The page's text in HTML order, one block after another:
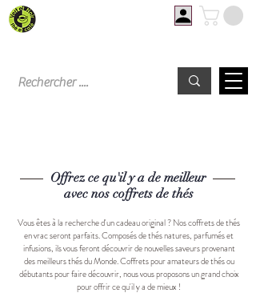
Offrez ce qu'il y a de meilleur
avec nos coffrets de thés
Vous êtes à la recherche d'un cadeau original ? Nos coffrets de thés
en vrac seront parfaits. Composés de thés natures, parfumés et
infusions, ils vous feront découvrir de nouvelles saveurs provenant
des meilleurs thés du Monde. Coffrets pour amateurs de thés ou
débutants pour faire découvrir, nous vous proposons un grand choix
pour offrir ce qu'il y a de mieux !